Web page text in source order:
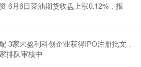
6月6日菜油期货收盘上涨0.12%，报
3家未盈利科创企业获得IPO注册批文，
排队审核中